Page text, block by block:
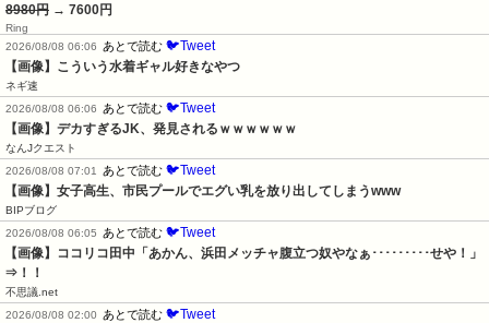
8980円 → 7600円
Ring
2026/08/08 06:06
あとで読む 🐦Tweet
【画像】こういう水着ギャル好きなやつ
ネギ速
2026/08/08 06:06
あとで読む 🐦Tweet
【画像】デカすぎるJK、発見されるｗｗｗｗｗｗ
なんJクエスト
2026/08/08 07:01
あとで読む 🐦Tweet
【画像】女子高生、市民プールでエグい乳を放り出してしまうwww
BIPブログ
2026/08/08 06:05
あとで読む 🐦Tweet
【画像】ココリコ田中「あかん、浜田メッチャ腹立つ奴やなぁ･････････せや！」
⇒！！
不思議.net
2026/08/08 02:00
あとで読む 🐦Tweet